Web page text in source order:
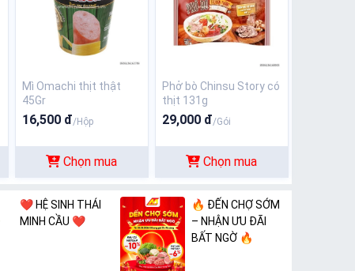
Mì Omachi thịt thật
45Gr
16,500 đ/Hộp
Chọn mua
Phở bò Chinsu Story có
thịt 131g
29,000 đ/Gói
Chọn mua
❤️ HỆ SINH THÁI
MINH CẦU ❤️
🔥 ĐẾN CHỢ SỚM
– NHẬN ƯU ĐÃI
BẤT NGỜ 🔥